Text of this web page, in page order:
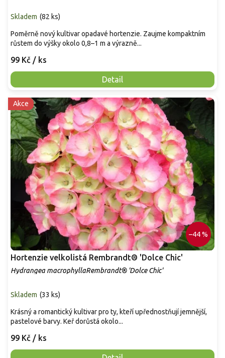
Skladem (82 ks)
99 Kč / ks
Detail
Poměrně nový kultivar opadavé hortenzie. Zaujme kompaktním
růstem do výšky okolo 0,8–1 m a výrazně...
Akce
–44 %
Hortenzie velkolistá Rembrandt® 'Dolce Chic'
Hydrangea macrophyllaRembrandt® 'Dolce Chic'
Skladem (33 ks)
99 Kč / ks
Krásný a romantický kultivar pro ty, kteří upřednostňují jemnější,
pastelové barvy. Keř dorůstá okolo...